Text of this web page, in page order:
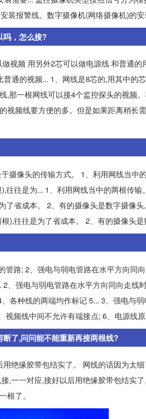
装报警线。数字摄像机(网络摄像机)的安
吗，怎么接?
视频 用另外2芯可以做电源线 和普通
通的视频... 1、网线是8芯的,用其中的
,那一根网线可以接4个监控探头的视频
视频线要方便的多。但是如果距离稍长
摄像头的传输方式。 1、利用网线当中
往往是为... 1、利用网线当中的两根传
了省成本。 2、有的摄像头是数字摄像
),往往是为了省成本。 2、有的摄像头
管路; 2、强电与弱电管路在水平方向同
、强电与弱电管路在水平方向同向走线
各种线的两端均作标记 5... 3、强电与
频线中间不允许有端接点; 6、电源线
了,问问能不能重新再接两根线?
绝缘胶带包结实了。 网线的话因为太
,一一对应,接好以后用绝缘胶带包结实
根了。